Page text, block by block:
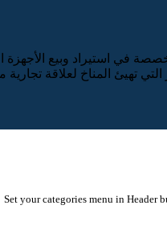
في استيراد وبيع الأجهزة
تهيئ المناخ لعلاقة تجارية
Set your categories menu in Header